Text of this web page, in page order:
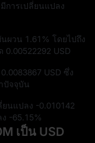
การเปลี่ยนแปลง
นผวน 1.61% โดยไปถึง
0.00522292 USD
USD ซึ่ง
ปัจจุบัน
ยนแปลง -0.010142
-65.15%
เป็น USD